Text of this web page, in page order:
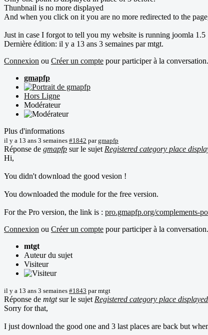
Thunbnail is no more displayed
And when you click on it you are no more redirected to the
Just in case I forgot to tell you my website is running joomla 1.5
Dernière édition: il y a 13 ans 3 semaines parmtgt.
Connexion ou Créer un compte pour participer à la conversation.
gmapfp
Hors Ligne
Modérateur
Plus d'informations
il y a 13 ans 3 semaines #1842 pargmapfp
Réponse de gmapfp sur le sujet Registered category place
Hi,
You didn't download the good vesion !
You downloaded the module for the free version.
For the Pro version, the link is : pro.gmapfp.org/complements-
Connexion ou Créer un compte pour participer à la conversation.
mtgt
Auteur du sujet
Visiteur
il y a 13 ans 3 semaines #1843 parmtgt
Réponse de mtgtsur le sujet Registered category place displayed
Sorry for that,
I just download the good one and 3 last places are back but